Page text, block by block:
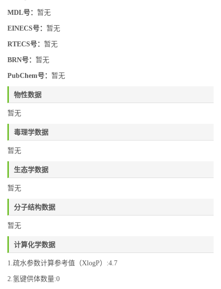
MDL号： 暂无
EINECS号： 暂无
RTECS号： 暂无
BRN号： 暂无
PubChem号： 暂无
物性数据
暂无
毒理学数据
暂无
生态学数据
暂无
分子结构数据
暂无
计算化学数据
1.疏水参数计算参考值（XlogP）:4.7
2.氢键供体数量:0